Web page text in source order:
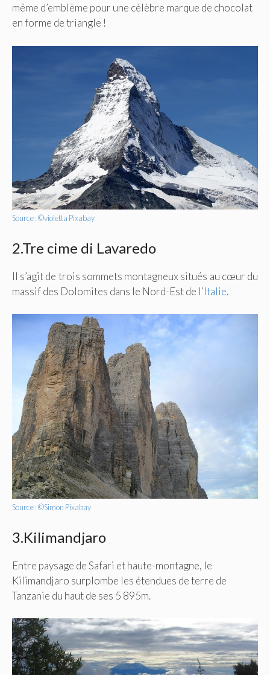
même d’emblème pour une célèbre marque de chocolat
en forme de triangle !
Source : ©violetta Pixabay
2.Tre cime di Lavaredo
Il s’agit de trois sommets montagneux situés au cœur du
massif des Dolomites dans le Nord-Est de l’Italie.
Source : ©Simon Pixabay
3.Kilimandjaro
Entre paysage de Safari et haute-montagne, le
Kilimandjaro surplombe les étendues de terre de
Tanzanie du haut de ses 5 895m.